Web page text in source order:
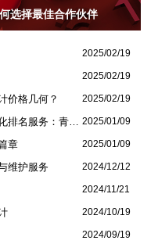
选择最佳合作伙伴
2025/02/19
2025/02/19
价格几何？ 2025/02/19
2025/01/09
章 2025/01/09
维护服务 2024/12/12
2024/11/21
2024/10/19
2024/09/19